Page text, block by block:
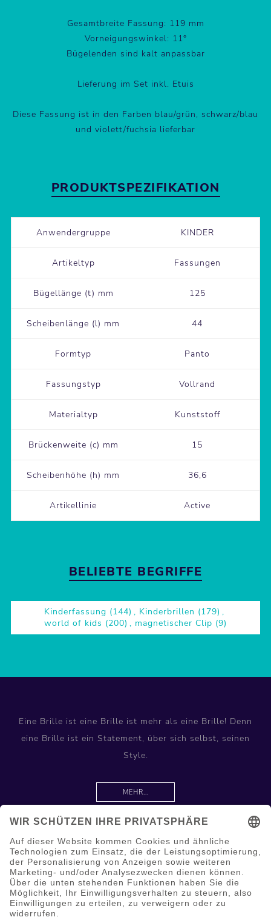
Gesamtbreite Fassung: 119 mm
Vorneigungswinkel: 11°
Bügelenden sind kalt anpassbar
Lieferung im Set inkl. Etuis
Diese Fassung ist in den Farben blau/grün, schwarz/blau
und violett/fuchsia lieferbar
PRODUKTSPEZIFIKATION
Anwendergruppe KINDER
Artikeltyp Fassungen
Bügellänge (t) mm 125
Scheibenlänge (l) mm 44
Formtyp Panto
Fassungstyp Vollrand
Materialtyp Kunststoff
Brückenweite (c) mm 15
Scheibenhöhe (h) mm 36,6
Artikellinie Active
BELIEBTE BEGRIFFE
Kinderfassung (144) , Kinderbrillen (179) ,
world of kids (200) , magnetischer Clip (9)
Eine Brille ist eine Brille ist mehr als eine Brille! Denn
eine Brille ist ein Statement, über sich selbst, seinen
Style.
MEHR...
Information
Hilfe & Service